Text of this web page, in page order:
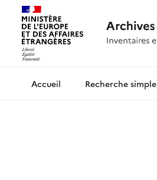
Archives diplomatiquesRecherche simple